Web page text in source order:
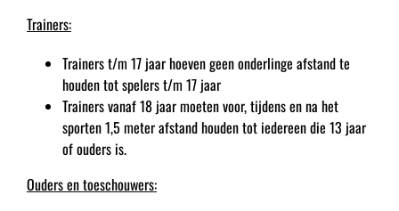
Trainers:
Trainers t/m 17 jaar hoeven geen onderlinge afstand te
houden tot spelers t/m 17 jaar
Trainers vanaf 18 jaar moeten voor, tijdens en na het
sporten 1,5 meter afstand houden tot iedereen die 13 jaar
of ouders is.
Ouders en toeschouwers: